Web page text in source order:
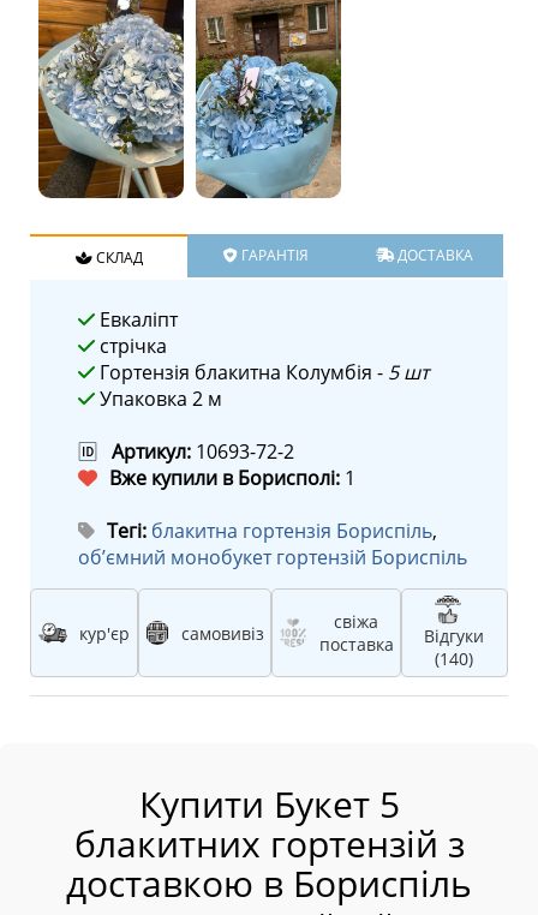
СКЛАД ГАРАНТІЯ ДОСТАВКА
Евкаліпт
стрічка
Гортензія блакитна Колумбія - 5 шт
Упаковка 2 м
🆔 Артикул: 10693-72-2
Вже купили в Борисполі: 1
Тегі: блакитна гортензія Бориспіль,
об’ємний монобукет гортензій Бориспіль
кур'єр самовивіз
свіжа
поставка
Відгуки
(140)
Купити Букет 5
блакитних гортензій з
доставкою в Бориспіль